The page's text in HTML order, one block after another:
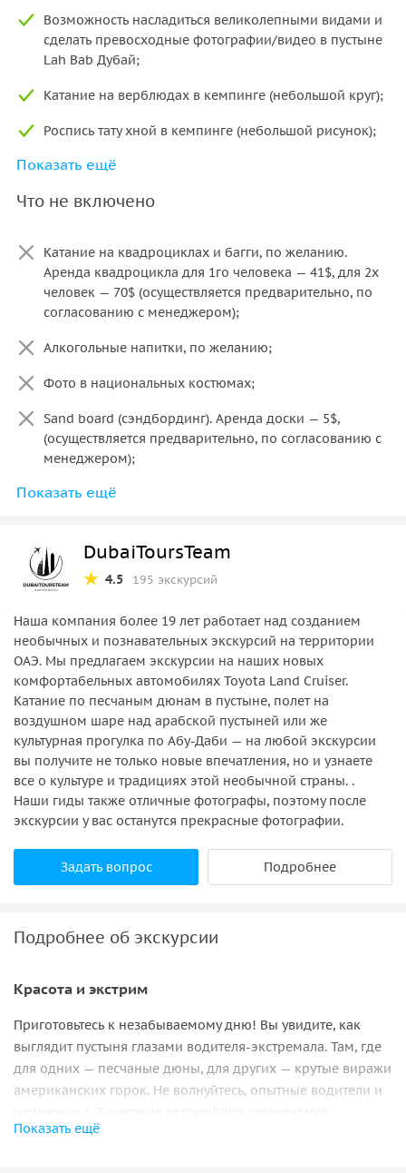
Возможность насладиться великолепными видами и
сделать превосходные фотографии/видео в пустыне
Lah Bab Дубай;
Катание на верблюдах в кемпинге (небольшой круг);
Роспись тату хной в кемпинге (небольшой рисунок);
Шоу-программа (Belly Dance Show, Fire show, Tanoura
горячие напитки;
Трансфер: доставка от/до места проведения
экскурсии, в случае проживания туристов в Шарджа,
может быть прохладно.
Показать ещё
Что не включено
Катание на квадроциклах и багги, по желанию.
Аренда квадроцикла для 1го человека — 41$, для 2х
человек — 70$ (осуществляется предварительно, по
согласованию с менеджером);
Алкогольные напитки, по желанию;
Фото в национальных костюмах;
Sand board (сэндбординг). Аренда доски — 5$,
(осуществляется предварительно, по согласованию с
менеджером);
Трансфер из апартаментов и отелей, к которым
Трансфер из Al Maha Resort, Bab al-Shams, Jebel Ali,
Investment City, Ibn Battuta ,JVC,Discovery
за дополнительную плату и только по предоплате.
Для определения правильной стоимости за
экскурсию с удаленного района и согласования
вашей локации, пожалуйста, свяжитесь с нашим
специалистом.
Во время Священного месяца Рамадан из программы
исключен Belly Dance Show .
Показать ещё
DubaiToursTeam
4.5 195 экскурсий
Наша компания более 19 лет работает над созданием
необычных и познавательных экскурсий на территории
ОАЭ. Мы предлагаем экскурсии на наших новых
комфортабельных автомобилях Toyota Land Cruiser.
Катание по песчаным дюнам в пустыне, полет на
воздушном шаре над арабской пустыней или же
культурная прогулка по Абу-Даби — на любой экскурсии
вы получите не только новые впечатления, но и узнаете
все о культуре и традициях этой необычной страны. .
Наши гиды также отличные фотографы, поэтому после
экскурсии у вас останутся прекрасные фотографии.
Задать вопрос Подробнее
Подробнее об экскурсии
Красота и экстрим
Приготовьтесь к незабываемому дню! Вы увидите, как
выглядит пустыня глазами водителя-экстремала. Там, где
для одних — песчаные дюны, для других — крутые виражи
американских горок. Не волнуйтесь, опытные водители и
безопасность поездки. Перед вашими глазами
Показать ещё